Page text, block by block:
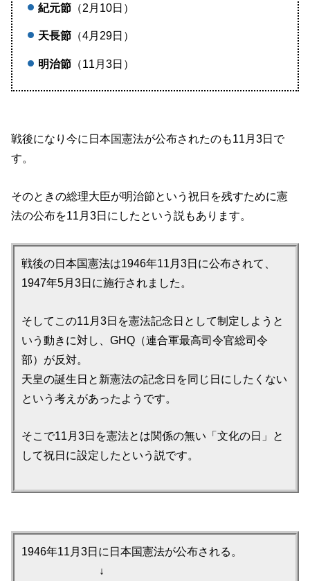
紀元節（2月10日）
天長節（4月29日）
明治節（11月3日）
戦後になり今に日本国憲法が公布されたのも11月3日で
す。
そのときの総理大臣が明治節という祝日を残すために憲
法の公布を11月3日にしたという説もあります。
戦後の日本国憲法は1946年11月3日に公布されて、
1947年5月3日に施行されました。
そしてこの11月3日を憲法記念日として制定しようと
いう動きに対し、GHQ（連合軍最高司令官総司令
部）が反対。
天皇の誕生日と新憲法の記念日を同じ日にしたくない
という考えがあったようです。
そこで11月3日を憲法とは関係の無い「文化の日」と
して祝日に設定したという説です。
1946年11月3日に日本国憲法が公布される。
↓